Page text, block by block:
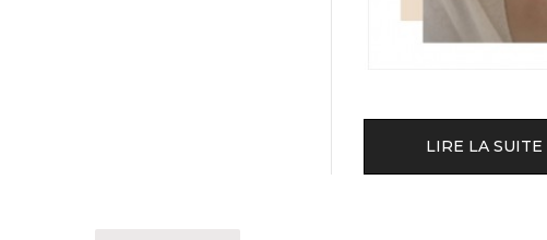
LIRE LA SUITE